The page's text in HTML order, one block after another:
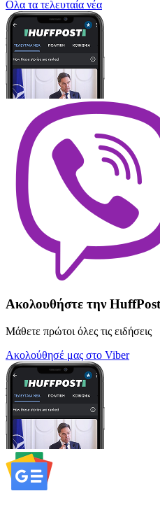
Oλα τα τελευταία νέα
Ακολουθήστε την
Μάθετε πρώτοι όλες τις ειδήσεις
Ακολούθησέ μας στο Viber